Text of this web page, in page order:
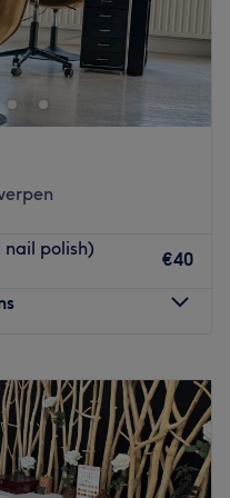
en aangenaam
VIP Nails &
nagelverzorgingen.
pedicure Jessy hebben
de watten te leggen en
Ze stellen graag
te voldoen!
voor een verzorgende
nail polish)
€40
10:00– 20:00
10:00 –20:00
10:00– 20:00
10:00–20:00